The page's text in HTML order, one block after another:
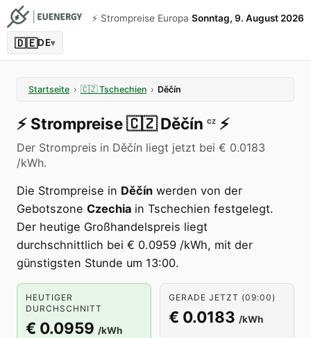
⚡️ Strompreise Europa Sonntag, 9. August 2026
🇩🇪DE▾
Startseite › 🇨🇿 Tschechien › Děčín
⚡️ Strompreise🇨🇿 Děčín CZ ⚡️
Der Strompreis in Děčín liegt jetzt bei € 0.0183
/kWh.
Die Strompreise in Děčín werden von der
Gebotszone Czechia in Tschechien festgelegt.
Der heutige Großhandelspreis liegt
durchschnittlich bei € 0.0959 /kWh, mit der
günstigsten Stunde um 13:00.
HEUTIGER
DURCHSCHNITT
€ 0.0959 /kWh
GERADE JETZT (09:00)
€ 0.0183 /kWh